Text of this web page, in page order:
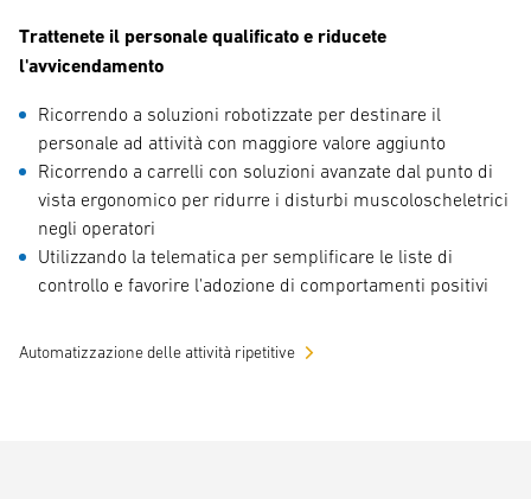
Trattenete il personale qualificato e riducete
l'avvicendamento
Ricorrendo a soluzioni robotizzate per destinare il
personale ad attività con maggiore valore aggiunto
Ricorrendo a carrelli con soluzioni avanzate dal punto di
vista ergonomico per ridurre i disturbi muscoloscheletrici
negli operatori
Utilizzando la telematica per semplificare le liste di
controllo e favorire l'adozione di comportamenti positivi
Automatizzazione delle attività ripetitive